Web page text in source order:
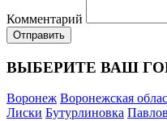
Комментарий
ВЫБЕРИТЕ ВАШ
Воронеж Воронежская
Лиски Бутурлиновка